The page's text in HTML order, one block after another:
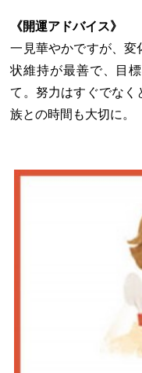
《開運アドバイス》
一見華やかですが、変
状維持が最善で、目
て。努力はすぐでなく
族との時間も大切に。